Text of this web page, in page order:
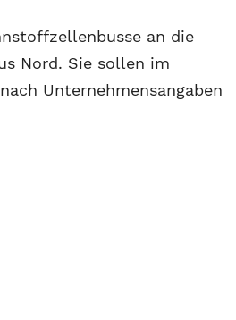
an die
Nord. Sie sollen im
Unternehmensangaben